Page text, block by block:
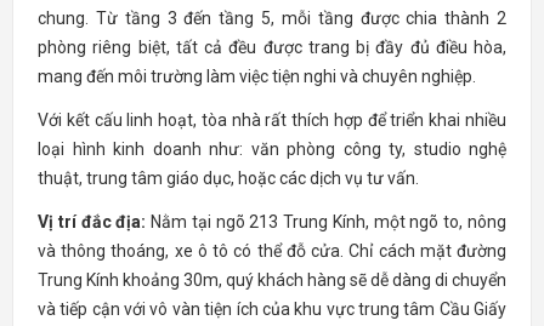
chung. Từ tầng 3 đến tầng 5, mỗi tầng được chia thành 2
phòng riêng biệt, tất cả đều được trang bị đầy đủ điều hòa,
mang đến môi trường làm việc tiện nghi và chuyên nghiệp.
Với kết cấu linh hoạt, tòa nhà rất thích hợp để triển khai nhiều
loại hình kinh doanh như: văn phòng công ty, studio nghệ
thuật, trung tâm giáo dục, hoặc các dịch vụ tư vấn.
Vị trí đắc địa: Nằm tại ngõ 213 Trung Kính, một ngõ to, nông
và thông thoáng, xe ô tô có thể đỗ cửa. Chỉ cách mặt đường
Trung Kính khoảng 30m, quý khách hàng sẽ dễ dàng di chuyển
và tiếp cận với vô vàn tiện ích của khu vực trung tâm Cầu Giấy